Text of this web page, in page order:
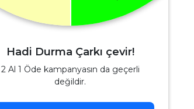
Hadi Durma Çarkı çevir!
2 Al 1 Öde kampanyasın da geçerli
değildir.